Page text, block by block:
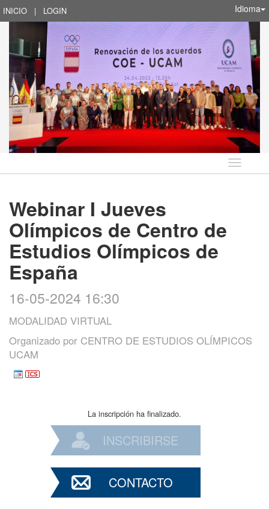
INICIO | LOGIN Idioma
Idioma
Webinar I Jueves
Olímpicos de Centro de
Estudios Olímpicos de
España
16-05-2024 16:30
MODALIDAD VIRTUAL
Organizado por CENTRO DE ESTUDIOS OLÍMPICOS
UCAM
La inscripción ha finalizado.
INSCRIBIRSE
CONTACTO